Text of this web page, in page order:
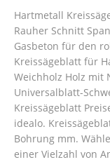
Hartmetall
Rauher Schnitt
Gasbeton für den
Kreissägeblatt für
Weichholz Holz mit
Universalblatt-
Kreissägeblatt
idealo.
Bohrung mm.
einer Vielzahl von